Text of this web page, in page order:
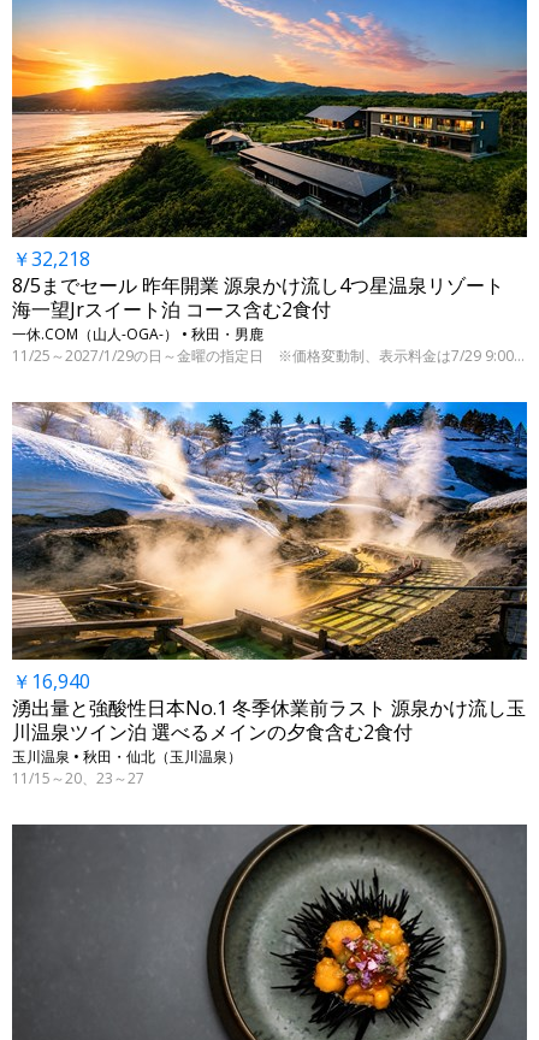
￥32,218
8/5までセール 昨年開業 源泉かけ流し4つ星温泉リゾート
海一望Jrスイート泊 コース含む2食付
一休.COM（山人-OGA-） • 秋田・男鹿
11/25～2027/1/29の日～金曜の指定日 ※価格変動制、表示料金は7/29 9:00時点
￥16,940
湧出量と強酸性日本No.1 冬季休業前ラスト 源泉かけ流し玉
川温泉ツイン泊 選べるメインの夕食含む2食付
玉川温泉 • 秋田・仙北（玉川温泉）
11/15～20、23～27